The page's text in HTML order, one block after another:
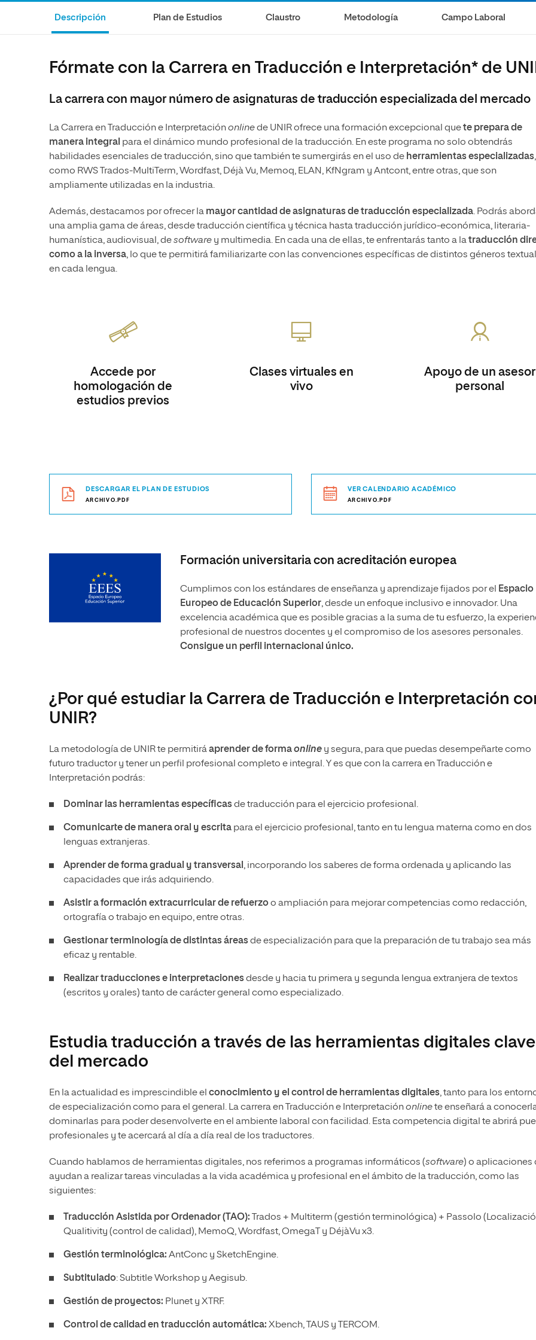
Ciencias Sociales
Ciencias de la Salud
Competencias Digitales
Artes
Música
Ciencias de la Salud
Desarrollo
Maestría en Enseñanza del Inglés
como Lengua Extranjera
Humanidades
Diseño
Descripción Plan de Estudios Claustro Metodología Campo Laboral
Fórmate con la Carrera en Traducción e Interpretación* de
La carrera con mayor número de asignaturas de traducción especializada del mercado
La Carrera en Traducción e Interpretaciónonlinede UNIR ofrece una formación excepcional quete prepara de
manera integral para el dinámico mundo profesional de la traducción. En este programa no solo obtendrás
habilidades esenciales de traducción, sino que también te sumergirás en el uso de herramientas especializadas,
como RWS Trados-MultiTerm, Wordfast, Déjà Vu, Memoq, ELAN, KfNgram y Antcont, entre otras, que son
ampliamente utilizadas en la industria.
Además, destacamos por ofrecer la mayor cantidad de asignaturas de traducción especializada. Podrás
una amplia gama de áreas, desde traducción científica y técnica hasta traducción jurídico-económica, literaria-
humanística, audiovisual, desoftware y multimedia. En cada una de ellas, te enfrentarás tanto a latraducción
como a la inversa, lo que te permitirá familiarizarte con las convenciones específicas de distintos géneros
en cada lengua.
Accede por
homologación de
estudios previos
Clases virtuales en
vivo
Apoyo de un asesor
personal
DESCARGAR EL PLAN DE ESTUDIOS
ARCHIVO.PDF
VER CALENDARIO ACADÉMICO
ARCHIVO.PDF
Formación universitaria con acreditación europea
Cumplimos con los estándares de enseñanza y aprendizaje fijados por el
Espacio
Europeo de Educación Superior, desde un enfoque inclusivo e innovador. Una
excelencia académica que es posible gracias a la suma de tu esfuerzo, la
profesional de nuestros docentes y el compromiso de los asesores personales.
Consigue un perfil internacional único.
¿Por qué estudiar la Carrera de Traducción e Interpretación
UNIR?
La metodología de UNIR te permitiráaprender de formaonline y segura, para que puedas desempeñarte como
futuro traductor y tener un perfil profesional completo e integral. Y es que con la carrera en Traducción e
Interpretación podrás:
Dominar las herramientasespecíficasde traducción para el ejercicio profesional.
Comunicarte de manera oral y escrita para el ejercicio profesional, tanto en tu lengua materna como en dos
lenguas extranjeras.
Aprender de forma gradual y transversal , incorporando los saberes de forma ordenada y aplicando las
capacidades que irás adquiriendo.
Asistir a formación extracurricular de refuerzoo ampliación para mejorar competencias como redacción,
ortografía o trabajo en equipo, entre otras.
Gestionar terminología de distintas áreasde especialización para que la preparación de tu trabajo sea más
eficaz y rentable.
Realizar traducciones e interpretacionesdesde y hacia tu primera y segunda lengua extranjera de textos
(escritos y orales) tanto de carácter general como especializado.
Estudia traducción a través de las herramientas digitales clave
del mercado
En la actualidad es imprescindible el conocimiento y el control de herramientas digitales, tanto para los
de especialización como para el general. La carrera en Traducción e Interpretaciónonlinete enseñará a
dominarlas para poder desenvolverte en el ambiente laboral con facilidad. Esta competencia digital te abrirá
profesionales y te acercará al día a día real de los traductores.
Cuando hablamos de herramientas digitales, nos referimos a programas informáticos (software) o aplicaciones
ayudan a realizar tareas vinculadas a la vida académica y profesional en el ámbito de la traducción, como las
siguientes:
Traducción Asistida por Ordenador (TAO):
Trados + Multiterm (gestión terminológica) + Passolo
Qualitivity (control de calidad), MemoQ, Wordfast, OmegaT y DéjàVu x3.
Gestión terminológica: AntConc y SketchEngine.
Subtitulado: Subtitle Workshop y Aegisub.
Gestión de proyectos: Plunet y XTRF.
Control de calidad en traducción automática: Xbench, TAUS y TERCOM.